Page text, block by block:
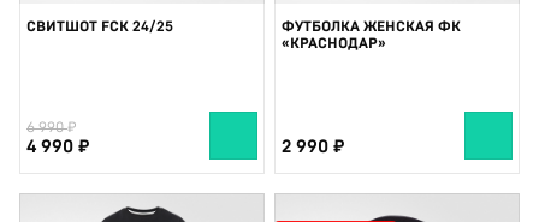
СВИТШОТ FCK 24/25
6 990
4 990
ФУТБОЛКА ЖЕНСКАЯ ФК
«КРАСНОДАР»
2 990